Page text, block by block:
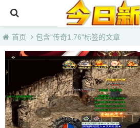
首页
3000ok传奇sf最新发布站
找sf传奇网站发布网
今日新开传奇网站999
haosf123传奇新服网
首页 包含"传奇1.76"标签的文章